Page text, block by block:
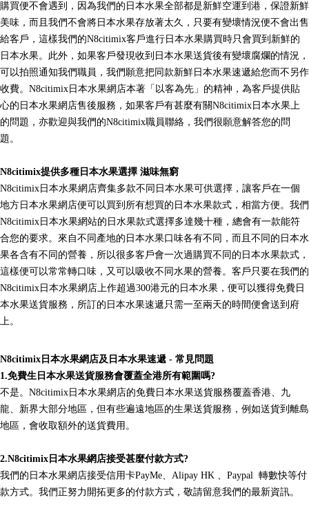
購買便不會遇到，因為我們的日本水果全部都是新鮮空運到港，保證新鮮
美味，而且我們不會將日本水果存放著太久，只要有變壞情況便不會出售
給客戶，這樣我們的N8citimix客戶進行日本水果購買時只會買到新鮮的
日本水果。此外，如果客戶發現收到日本水果送貨後有變壞腐爛的情況，
可以拍照通知我們職員，我們願意把同款新鮮日本水果速遞給您而不另作
收費。N8citimix日本水果網店本著「以客為先」的精神，為客戶提供貼
心的日本水果網店售後服務，如果客戶有甚麼有關N8citimix日本水果上
的問題，亦歡迎與我們的N8citimix職員聯絡，我們很願意解答您的問
題。
N8citimix提供多種日本水果選擇 滋味無窮
N8citimix日本水果網店齊集多款不同日本水果可供選擇，讓客戶在一個
地方日本水果網店便可以買到所有想買的日本水果款式，相當方便。我們
N8citimix日本水果網站的日水果款式選擇多達幾十種，總會有一款能符
合您的要求。來自不同產地的日本水果口味各有不同，而且不同的日本水
果各含有不同的營養，所以很多客戶會一次過購買不同的日本水果款式，
這樣便可以常常轉口味，又可以吸收不同水果的營養。客戶只要在我們的
N8citimix日本水果網店上作超過300港元的日本水果，便可以獲得免費日
本水果送貨服務，所訂的日本水果速遞只需一至兩天的時間便會送到府
上。
N8citimix日本水果網店及日本水果速遞 - 常見問題
1.免費生日本水果送貨服務會覆蓋全港所有範圍嗎?
不是。N8citimix日本水果網店的免費日本水果送貨服務覆蓋香港、九
龍、新界大部分地區，但有些遍遠地區的生果送貨服務，例如送貨到離島
地區，會收取額外的送貨費用。
2.N8citimix日本水果網店接受甚麼付款方式?
我們的日本水果網店接受信用卡PayMe、 Alipay HK 、 Paypal 轉數快等付
款方式。我們正努力開拓更多的付款方式，敬請留意我們的最新資訊。